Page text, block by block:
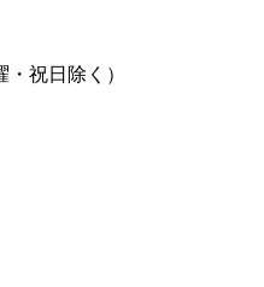
祝日除く）